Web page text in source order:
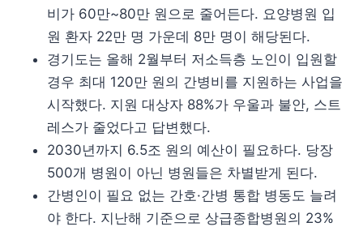
비가 60만~80만 원으로 줄어든다. 요양병원 입
원 환자 22만 명 가운데 8만 명이 해당된다.
경기도는 올해 2월부터 저소득층 노인이 입원할
경우 최대 120만 원의 간병비를 지원하는 사업을
시작했다. 지원 대상자 88%가 우울과 불안, 스트
레스가 줄었다고 답변했다.
2030년까지 6.5조 원의 예산이 필요하다. 당장
500개 병원이 아닌 병원들은 차별받게 된다.
간병인이 필요 없는 간호·간병 통합 병동도 늘려
야 한다. 지난해 기준으로 상급종합병원의 23%